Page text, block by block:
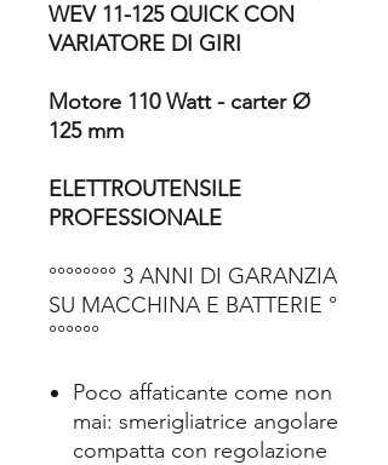
WEV 11-125 QUICK CON
VARIATORE DI GIRI
Motore 110 Watt - carter Ø
125 mm
ELETTROUTENSILE
PROFESSIONALE
°°°°°°°° 3 ANNI DI GARANZIA
SU MACCHINA E BATTERIE °
°°°°°°
Poco affaticante come non
mai: smerigliatrice angolare
compatta con regolazione